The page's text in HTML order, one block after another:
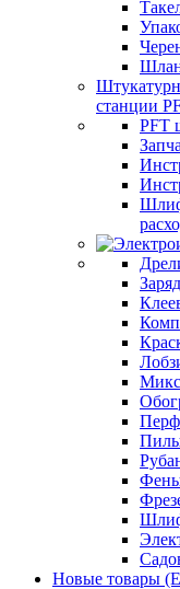
станции
PFT
Пилы
Новые товары